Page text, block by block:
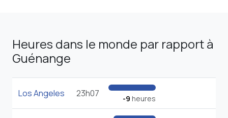
Heures dans le monde par rapport à
Guénange
Los Angeles 23h07 -9 heures